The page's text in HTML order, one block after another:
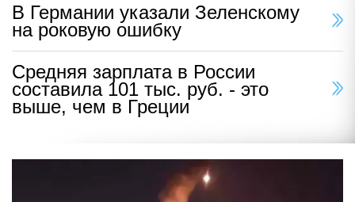
В Германии указали Зеленскому
на роковую ошибку
Средняя зарплата в России
составила 101 тыс. руб. - это
выше, чем в Греции